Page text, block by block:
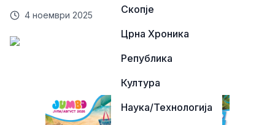
Скопје
Црна Хроника
Република
Култура
Наука/Технологија
4 ноември 2025